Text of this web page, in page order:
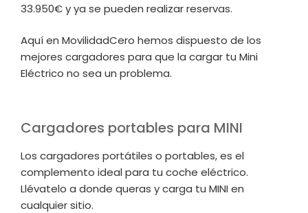
33.950€ y ya se pueden realizar reservas.
Aquí en MovilidadCero hemos dispuesto de los
mejores cargadores para que la cargar tu Mini
Eléctrico no sea un problema.
Cargadores portables para MINI
Los cargadores portátiles o portables, es el
complemento ideal para tu coche eléctrico.
Llévatelo a donde queras y carga tu MINI en
cualquier sitio.